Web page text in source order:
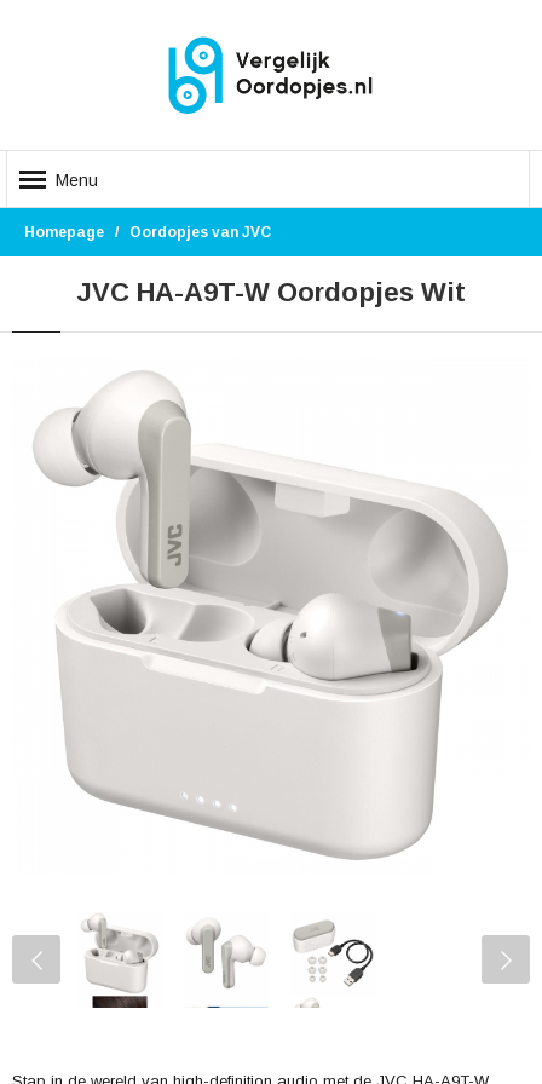
Menu
Homepage Oordopjes van JVC
JVC HA-A9T-W Oordopjes Wit